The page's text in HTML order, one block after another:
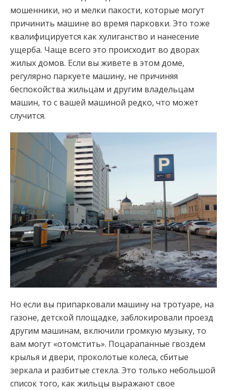
мошенники, но и мелки пакости, которые могут
причинить машине во время парковки. Это тоже
квалифицируется как хулиганство и нанесение
ущерба. Чаще всего это происходит во дворах
жилых домов. Если вы живете в этом доме,
регулярно паркуете машину, не причиняя
беспокойства жильцам и другим владельцам
машин, то с вашей машиной редко, что может
случится.
Но если вы припарковали машину на тротуаре, на
газоне, детской площадке, заблокировали проезд
другим машинам, включили громкую музыку, то
вам могут «отомстить». Поцарапанные гвоздем
крылья и двери, проколотые колеса, сбитые
зеркала и разбитые стекла. Это только небольшой
список того, как жильцы выражают свое